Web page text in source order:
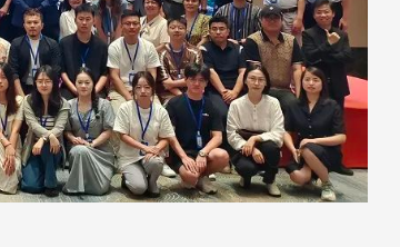
、其他消
学校园征才
4 版 捐款征信、其他消
息
捐款芳名录